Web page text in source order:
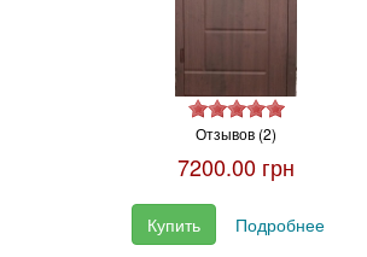
Отзывов (2)
7200.00 грн
Купить Подробнее